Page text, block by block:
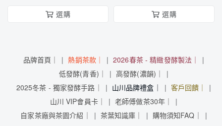
選購
選購
品牌首頁｜ 熱銷茶款｜
2026春茶 - 精緻發酵製法｜
低發酵(青香)｜
高發酵(濃韻)｜
2025冬茶 - 獨家發酵手路｜
山川品牌禮盒｜
客戶回饋｜
山川 VIP會員卡｜
老師傅做茶30年｜
自家茶廠與茶園介紹｜
茶葉知識庫｜
購物須知FAQ｜